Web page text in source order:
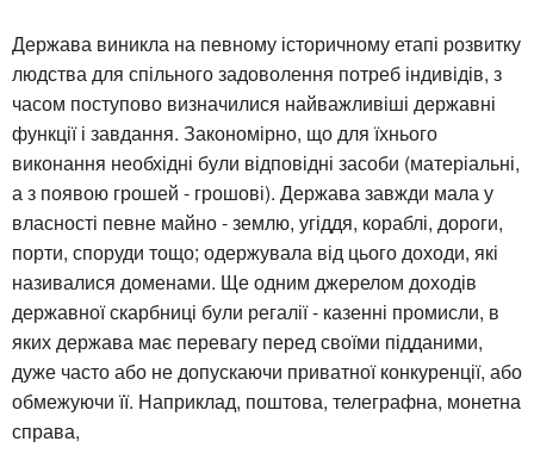
Держава виникла на певному історичному етапі розвитку
людства для спільного задоволення потреб індивідів, з
часом поступово визначилися найважливіші державні
функції і завдання. Закономірно, що для їхнього
виконання необхідні були відповідні засоби (матеріальні,
а з появою грошей - грошові). Держава завжди мала у
власності певне майно - землю, угіддя, кораблі, дороги,
порти, споруди тощо; одержувала від цього доходи, які
називалися доменами. Ще одним джерелом доходів
державної скарбниці були регалії - казенні промисли, в
яких держава має перевагу перед своїми підданими,
дуже часто або не допускаючи приватної конкуренції, або
обмежуючи її. Наприклад, поштова, телеграфна, монетна
справа,